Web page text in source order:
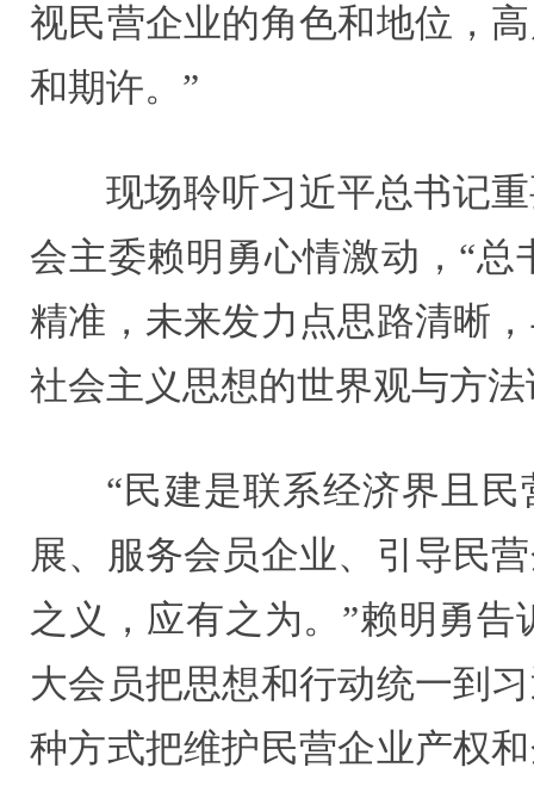
视民营企业的角色和地位，
和期许。”
现场聆听习近平总书记
会主委赖明勇心情激动，“
精准，未来发力点思路清晰
社会主义思想的世界观与方
“民建是联系经济界且
展、服务会员企业、引导民
之义，应有之为。”赖明勇
大会员把思想和行动统一到
种方式把维护民营企业产权